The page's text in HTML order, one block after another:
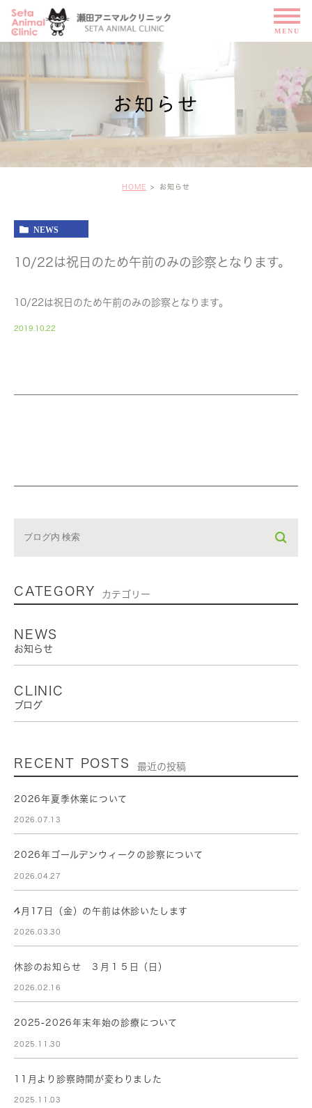
お知らせ
HOME お知らせ
NEWS
10/22は祝日のため午前のみの診察となります。
10/22は祝日のため午前のみの診察となります。
2019.10.22
CATEGORY カテゴリー
NEWS
お知らせ
CLINIC
ブログ
RECENT POSTS 最近の投稿
2026年夏季休業について
2026.07.13
2026年ゴールデンウィークの診察について
2026.04.27
4月17日（金）の午前は休診いたします
2026.03.30
休診のお知らせ ３月１５日（日）
2026.02.16
2025-2026年末年始の診療について
2025.11.30
11月より診察時間が変わりました
2025.11.03